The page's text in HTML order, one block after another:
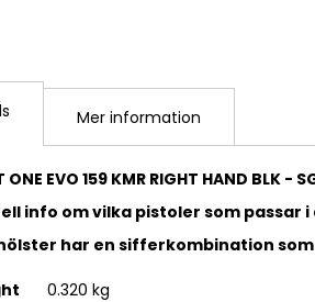
ONE EVO 159 KMR RIGHT HAND BLK -
info om vilka pistoler som passar
har en sifferkombination
0.320 kg
Mer information